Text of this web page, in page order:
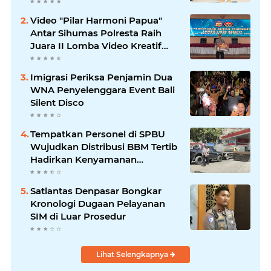
Video "Pilar Harmoni Papua"
Antar Sihumas Polresta Raih
Juara II Lomba Video Kreatif
Hari Bhayangkara ke-80
Imigrasi Periksa Penjamin Dua
WNA Penyelenggara Event Bali
Silent Disco
‎Tempatkan Personel di SPBU
Wujudkan Distribusi BBM Tertib
Hadirkan Kenyamanan
Masyarakat
Satlantas Denpasar Bongkar
Kronologi Dugaan Pelayanan
SIM di Luar Prosedur
Lihat Selengkapnya